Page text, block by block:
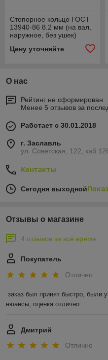
Стопорное кольцо ГОСТ
13940-86 8.2 мм (на вал,
наружное, без ушек)
Цену уточняйте
О нас
Рейтинг не сформирован
Менее 5 отзывов за
Работает с 30.01.2018
г. Заславль
ул. Советская, 122,
Контакты
Сегодня выходной
Отзывы о магазине
4 отзывов за всё время
Покупатель
Отлично
заказ был принят быстро, были
нюансы, оценка отлично
Дмитрий
Отлично